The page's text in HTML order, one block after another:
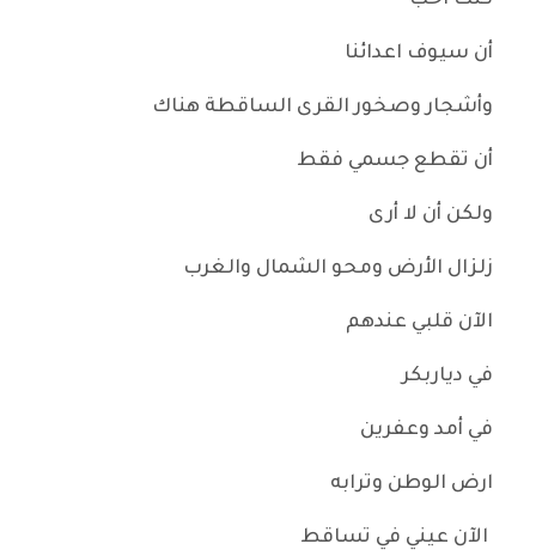
أن سيوف اعدائنا
وأشجار وصخور القرى الساقطة هناك
أن تقطع جسمي فقط
ولكن أن لا أرى
زلزال الأرض ومحو الشمال والغرب
الآن قلبي عندهم
في دياربكر
في أمد وعفرين
ارض الوطن وترابه
الآن عيني في تساقط